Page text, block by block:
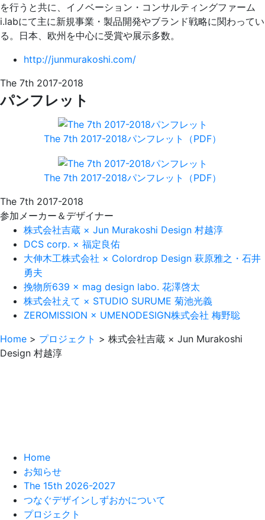
を行うと共に、イノベーション・コンサルティングファーム
i.labにて主に新規事業・製品開発やブランド戦略に関わってい
る。日本、欧州を中心に受賞や展示多数。
http://junmurakoshi.com/
The 7th 2017-2018
パンフレット
The 7th 2017-2018パンフレット（PDF）
The 7th 2017-2018パンフレット（PDF）
The 7th 2017-2018
参加メーカー＆デザイナー
株式会社吉蔵 × Jun Murakoshi Design 村越淳
DCS corp. × 福定良佑
大伸木工株式会社 × Colordrop Design 萩原雅之・石井
勇夫
挽物所639 × mag design labo. 花澤啓太
株式会社えて × STUDIO SURUME 菊池光義
ZEROMISSION × UMENODESIGN株式会社 梅野聡
Home > プロジェクト > 株式会社吉蔵 × Jun Murakoshi
Design 村越淳
Home
お知らせ
The 15th 2026-2027
つなぐデザインしずおかについて
プロジェクト